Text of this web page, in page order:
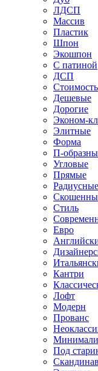
ЛДСП
Массив
Пластик
Шпон
Экошпон
С патиной
ДСП
Стоимость
Дешевые
Дорогие
Эконом-
Элитные
Форма
П-
Угловые
Прямые
Радиусные
Стиль
Евро
Кантри
Лофт
Модерн
Прованс
Под